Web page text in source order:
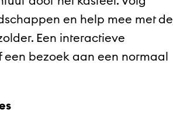
en help mee met de
Een interactieve
bezoek aan een normaal